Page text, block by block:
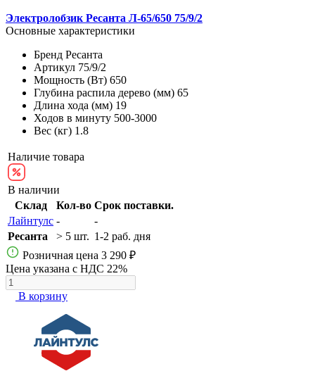
Электролобзик Ресанта Л-65/650 75/9/2
Основные характеристики
Бренд Ресанта
Артикул 75/9/2
Мощность (Вт) 650
Глубина распила дерево (мм) 65
Длина хода (мм) 19
Ходов в минуту 500-3000
Вес (кг) 1.8
Наличие товара
В наличии
Склад
Кол-во Срок поставки.
Лайнтулс -
-
Ресанта
> 5 шт. 1-2 раб. дня
Розничная цена 3 290 ₽
Цена указана с НДС 22%
В корзину